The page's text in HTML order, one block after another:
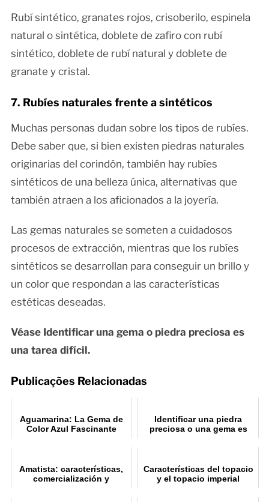
Rubí sintético, granates rojos, crisoberilo, espinela
natural o sintética, doblete de zafiro con rubí
sintético, doblete de rubí natural y doblete de
granate y cristal.
7. Rubíes naturales frente a sintéticos
Muchas personas dudan sobre los tipos de rubíes.
Debe saber que, si bien existen piedras naturales
originarias del corindón, también hay rubíes
sintéticos de una belleza única, alternativas que
también atraen a los aficionados a la joyería.
Las gemas naturales se someten a cuidadosos
procesos de extracción, mientras que los rubíes
sintéticos se desarrollan para conseguir un brillo y
un color que respondan a las características
estéticas deseadas.
Véase Identificar una gema o piedra preciosa es
una tarea difícil.
Publicações Relacionadas
Aguamarina: La Gema de
Color Azul Fascinante
Identificar una piedra
preciosa o una gema es
Amatista: características,
comercialización y
Características del topacio
y el topacio imperial